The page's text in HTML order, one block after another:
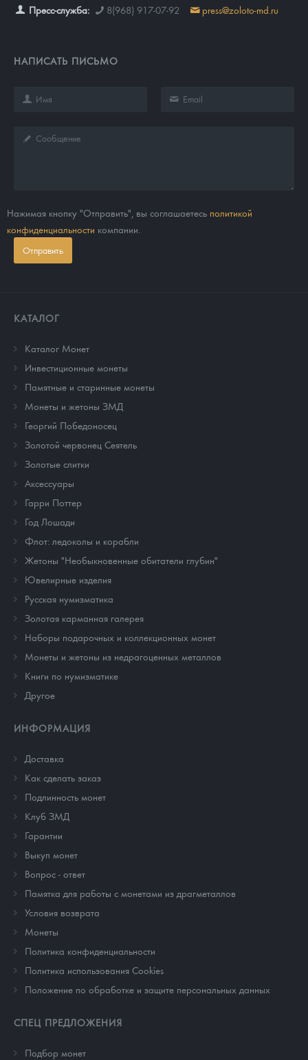
Пресс-служба: 8(968) 917-07-92 press@zoloto-md.ru
НАПИСАТЬ ПИСЬМО
Нажимая кнопку "Отправить", вы соглашаетесь политикой
конфиденциальности компании.
Отправить
КАТАЛОГ
Каталог Монет
Инвестиционные монеты
Памятные и старинные монеты
Монеты и жетоны ЗМД
Георгий Победоносец
Золотой червонец Сеятель
Золотые слитки
Аксессуары
Гарри Поттер
Год Лошади
Флот: ледоколы и корабли
Жетоны "Необыкновенные обитатели глубин"
Ювелирные изделия
Русская нумизматика
Золотая карманная галерея
Наборы подарочных и коллекционных монет
Монеты и жетоны из недрагоценных металлов
Книги по нумизматике
Другое
ИНФОРМАЦИЯ
Доставка
Как сделать заказ
Подлинность монет
Клуб ЗМД
Гарантии
Выкуп монет
Вопрос - ответ
Памятка для работы с монетами из драгметаллов
Условия возврата
Монеты
Политика конфиденциальности
Политика использования Cookies
Положение по обработке и защите персональных данных
СПЕЦ ПРЕДЛОЖЕНИЯ
Подбор монет